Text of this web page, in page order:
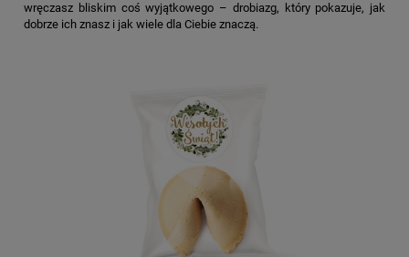
wręczasz bliskim coś wyjątkowego – drobiazg, który pokazuje, jak
dobrze ich znasz i jak wiele dla Ciebie znaczą.